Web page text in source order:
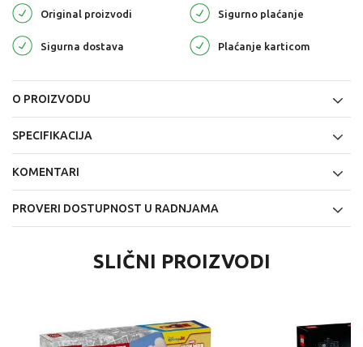
Original proizvodi Sigurno plaćanje
Sigurna dostava Plaćanje karticom
O PROIZVODU
SPECIFIKACIJA
KOMENTARI
PROVERI DOSTUPNOST U RADNJAMA
SLIČNI PROIZVODI